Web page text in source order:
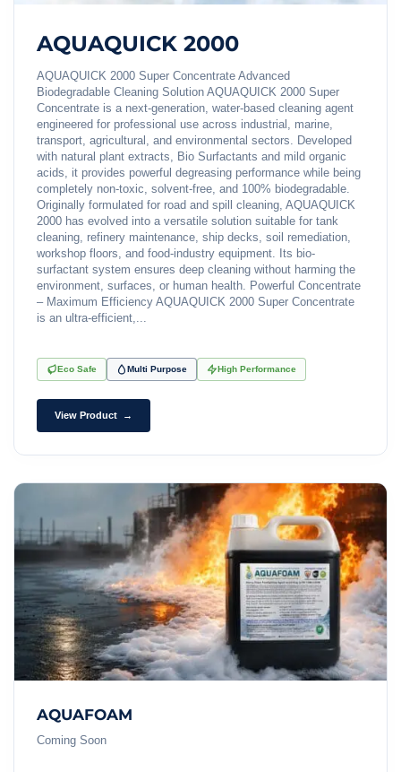
AQUAQUICK 2000
AQUAQUICK 2000 Super Concentrate Advanced
Biodegradable Cleaning Solution AQUAQUICK 2000 Super
Concentrate is a next-generation, water-based cleaning agent
engineered for professional use across industrial, marine,
transport, agricultural, and environmental sectors. Developed
with natural plant extracts, Bio Surfactants and mild organic
acids, it provides powerful degreasing performance while being
completely non-toxic, solvent-free, and 100% biodegradable.
Originally formulated for road and spill cleaning, AQUAQUICK
2000 has evolved into a versatile solution suitable for tank
cleaning, refinery maintenance, ship decks, soil remediation,
workshop floors, and food-industry equipment. Its bio-
surfactant system ensures deep cleaning without harming the
environment, surfaces, or human health. Powerful Concentrate
– Maximum Efficiency AQUAQUICK 2000 Super Concentrate
is an ultra-efficient,...
Eco Safe Multi Purpose High Performance
View Product →
AQUAFOAM
Coming Soon